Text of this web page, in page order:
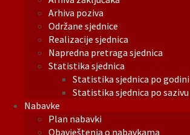
Arhiva poziva
Održane sjednice
Realizacije sjednica
Napredna pretraga sjednica
Statistika sjednica
Statistika sjednica po godini
Statistika sjednica po sazivu
Nabavke
Plan nabavki
Obavještenja o nabavkama